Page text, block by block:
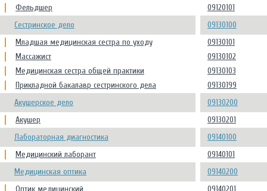
Фельдшер
09120101
Сестринское дело
09130100
Младшая медицинская сестра по уходу
09130101
Массажист
09130102
Медицинская сестра общей практики
09130103
Прикладной бакалавр сестринского дела
09130199
Акушерское дело
09130200
Акушер
09130201
Лабораторная диагностика
09140100
Медицинский лаборант
09140101
Медицинская оптика
09140200